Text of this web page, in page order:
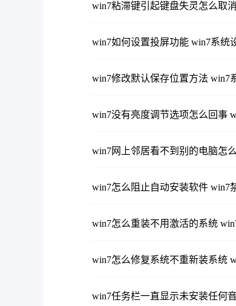
win7粘滞键引起键盘失灵怎么取
win7如何设置投屏功能 win7系统
win7修改默认保存位置方法 win7
win7没有亮度调节选项怎么回事
win7网上邻居看不到别的电脑怎
win7怎么阻止自动安装软件 win7
win7怎么重装不用激活的系统
win7怎么修复系统不重新装系统
win7任务栏一直显示未安装任何